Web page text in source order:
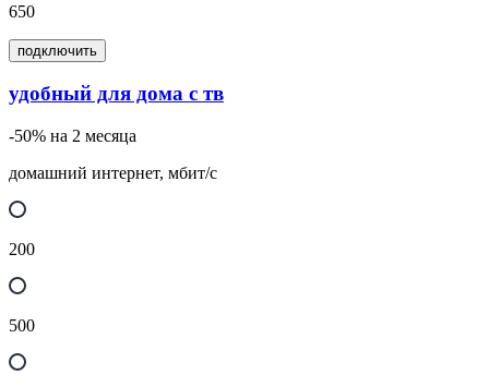
650
подключить
удобный для дома с тв
-50% на 2 месяца
домашний интернет, мбит/с
200
500